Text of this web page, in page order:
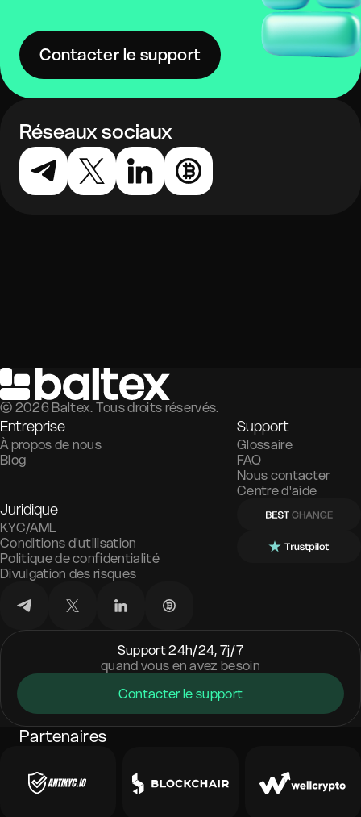
Contacter le support
Réseaux sociaux
© 2026 Baltex. Tous droits réservés.
Entreprise
À propos de nous
Blog
Support
Glossaire
FAQ
Nous contacter
Centre d'aide
Juridique
KYC/AML
Conditions d'utilisation
Politique de confidentialité
Divulgation des risques
Support 24h/24, 7j/7
quand vous en avez besoin
Contacter le support
Partenaires